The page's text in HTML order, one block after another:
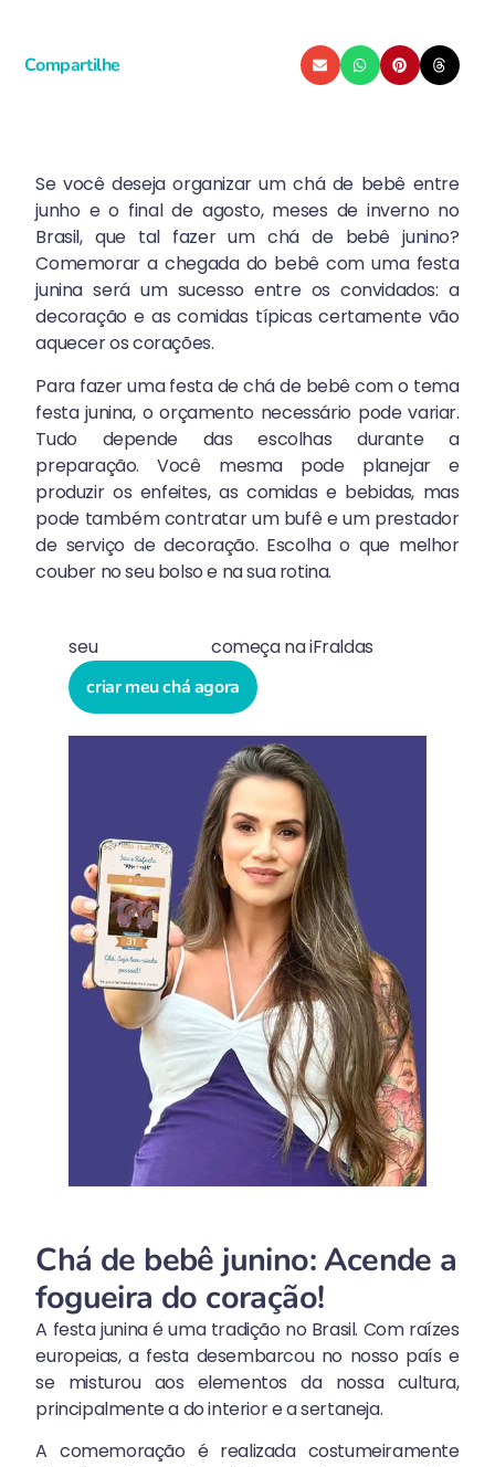
Compartilhe
Se você deseja organizar um chá de bebê entre
junho e o final de agosto, meses de inverno no
Brasil, que tal fazer um chá de bebê junino?
Comemorar a chegada do bebê com uma festa
junina será um sucesso entre os convidados: a
decoração e as comidas típicas certamente vão
aquecer os corações.
Para fazer uma festa de chá de bebê com o tema
festa junina, o orçamento necessário pode variar.
Tudo depende das escolhas durante a
preparação. Você mesma pode planejar e
produzir os enfeites, as comidas e bebidas, mas
pode também contratar um bufê e um prestador
de serviço de decoração. Escolha o que melhor
couber no seu bolso e na sua rotina.
seu começa na iFraldas
criar meu chá agora
Chá de bebê junino: Acende a
fogueira do coração!
A festa junina é uma tradição no Brasil. Com raízes
europeias, a festa desembarcou no nosso país e
se misturou aos elementos da nossa cultura,
principalmente a do interior e a sertaneja.
A comemoração é realizada costumeiramente